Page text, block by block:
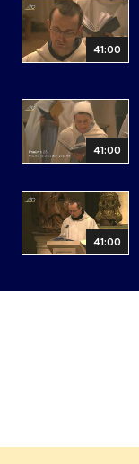
41:00
41:00
41:00